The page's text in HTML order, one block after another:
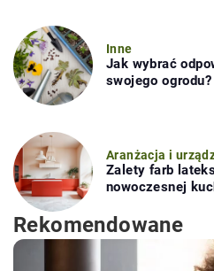
Inne
Jak wybrać
swojego ogrodu?
Aranżacja i
Zalety farb
nowoczesnej
Rekomendowane